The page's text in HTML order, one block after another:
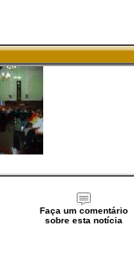
Faça um comentário
sobre esta notícia